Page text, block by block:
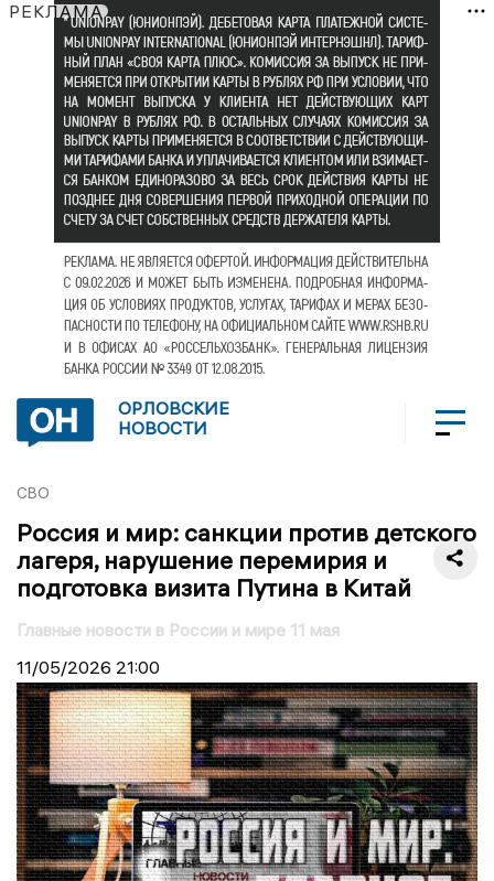
РЕКЛАМА
ОРЛОВСКИЕ
НОВОСТИ
СВО
Россия и мир: санкции против детского
лагеря, нарушение перемирия и
подготовка визита Путина в Китай
Главные новости в России и мире 11 мая
11/05/2026 21:00